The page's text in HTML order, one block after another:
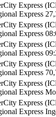
Express
Express
Express
Express
Express
Express
Express
Express
Express
Express
Express
Express